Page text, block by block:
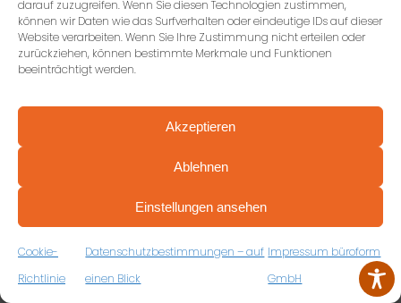
darauf zuzugreifen. Wenn Sie diesen Technologien zustimmen,
können wir Daten wie das Surfverhalten oder eindeutige IDs auf dieser
Website verarbeiten. Wenn Sie Ihre Zustimmung nicht erteilen oder
zurückziehen, können bestimmte Merkmale und Funktionen
beeinträchtigt werden.
Akzeptieren
Ablehnen
Einstellungen ansehen
Cookie-
Richtlinie
Datenschutzbestimmungen – auf
einen Blick
Impressum büroform
GmbH
Florian Brändle
Sehr zufrieden! Kompetente und freundliche Beratung.
Trotz Corona zügige Lieferung. Schnelle Montage und
hoher Qualitätsstandard. Jederzeit wieder.
VEREINBAREN SIE JETZT IHRE
KOSTENFREIE ERSTBERATUNG
ZUM RÜCKRUFFORMULAR